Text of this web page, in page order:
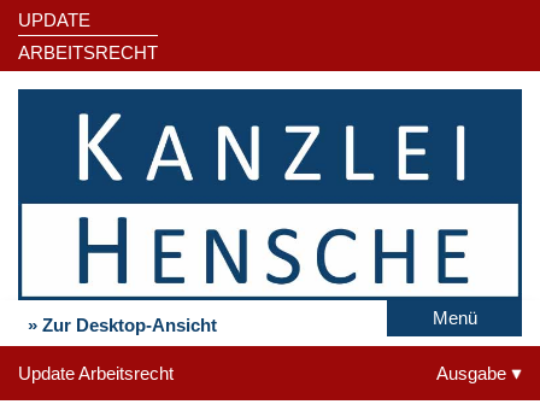
UPDATE
ARBEITSRECHT
» Zur Desktop-Ansicht Menü
Update Arbeitsrecht Ausgabe